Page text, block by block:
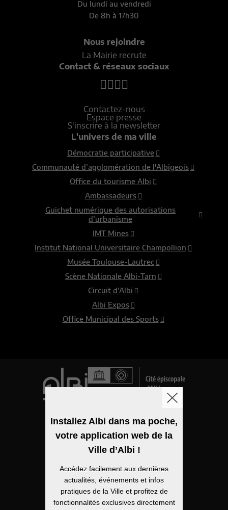
Du lundi au vendredi
De 8h à 17h30
Nous rejoindre
La Mairie recrute
Contact & réseaux sociaux
Contactez-nous
Espace presse
S'inscrire à la newsletter
L'univers de ma ville
Démocratie participative
Communauté d’agglomération de l'Albigeois
Office du tourisme Albi
Ambassadeurs
Guichet numérique des autorisations
d’urbanisme
IMT Mines
Institut National Universitaire Champollion
Musée Toulouse-Lautrec
Scène Nationale Albi-Tarn
Circuit d’Albi
Albi Expos
Office Municipal des Sports
Mentions légales
Politique de confidentialité
Plan du site
Installez Albi dans ma poche,
votre application web de la
Ville d’Albi !
Accédez facilement aux dernières
actualités, événements et infos
pratiques de la Ville et profitez de
fonctionnalités exclusives directement